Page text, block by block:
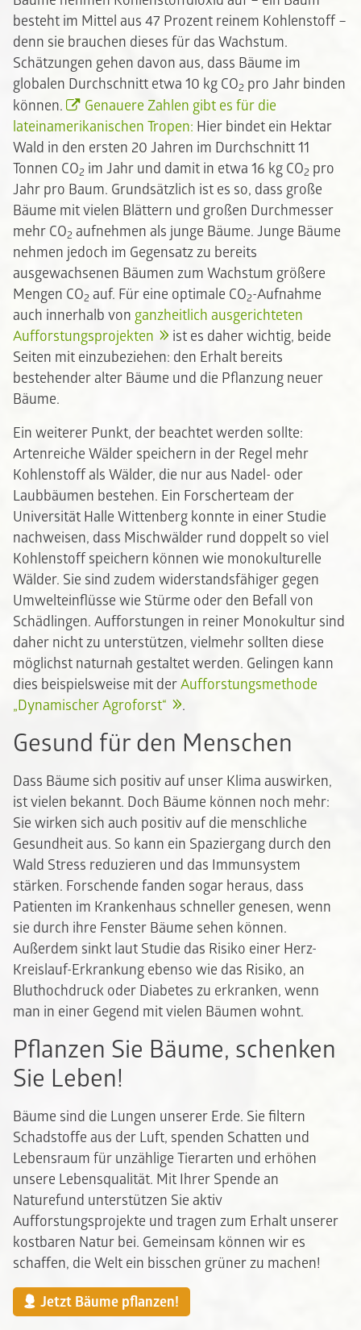
besteht im Mittel aus 47 Prozent reinem Kohlenstoff –
denn sie brauchen dieses für das Wachstum.
Schätzungen gehen davon aus, dass Bäume im
globalen Durchschnitt etwa 10 kg CO2 pro Jahr binden
können.
Genauere Zahlen gibt es für die
lateinamerikanischen Tropen: Hier bindet ein Hektar
Wald in den ersten 20 Jahren im Durchschnitt 11
Tonnen CO2 im Jahr und damit in etwa 16 kg CO2 pro
Jahr pro Baum. Grundsätzlich ist es so, dass große
Bäume mit vielen Blättern und großen Durchmesser
mehr CO2 aufnehmen als junge Bäume. Junge Bäume
nehmen jedoch im Gegensatz zu bereits
ausgewachsenen Bäumen zum Wachstum größere
Mengen CO2 auf. Für eine optimale CO2-Aufnahme
auch innerhalb von ganzheitlich ausgerichteten
Aufforstungsprojekten
ist es daher wichtig, beide
Seiten mit einzubeziehen: den Erhalt bereits
bestehender alter Bäume und die Pflanzung neuer
Bäume.
Ein weiterer Punkt, der beachtet werden sollte:
Artenreiche Wälder speichern in der Regel mehr
Kohlenstoff als Wälder, die nur aus Nadel- oder
Laubbäumen bestehen. Ein Forscherteam der
Universität Halle Wittenberg konnte in einer Studie
nachweisen, dass Mischwälder rund doppelt so viel
Kohlenstoff speichern können wie monokulturelle
Wälder. Sie sind zudem widerstandsfähiger gegen
Umwelteinflüsse wie Stürme oder den Befall von
Schädlingen. Aufforstungen in reiner Monokultur sind
daher nicht zu unterstützen, vielmehr sollten diese
möglichst naturnah gestaltet werden. Gelingen kann
dies beispielsweise mit derAufforstungsmethode
„Dynamischer Agroforst“
.
Gesund für den Menschen
Dass Bäume sich positiv auf unser Klima auswirken,
ist vielen bekannt. Doch Bäume können noch mehr:
Sie wirken sich auch positiv auf die menschliche
Gesundheit aus. So kann ein Spaziergang durch den
Wald Stress reduzieren und das Immunsystem
stärken. Forschende fanden sogar heraus, dass
Patienten im Krankenhaus schneller genesen, wenn
sie durch ihre Fenster Bäume sehen können.
Außerdem sinkt laut Studie das Risiko einer Herz-
Kreislauf-Erkrankung ebenso wie das Risiko, an
Bluthochdruck oder Diabetes zu erkranken, wenn
man in einer Gegend mit vielen Bäumen wohnt.
Pflanzen Sie Bäume, schenken
Sie Leben!
Bäume sind die Lungen unserer Erde. Sie filtern
Schadstoffe aus der Luft, spenden Schatten und
Lebensraum für unzählige Tierarten und erhöhen
unsere Lebensqualität. Mit Ihrer Spende an
Naturefund unterstützen Sie aktiv
Aufforstungsprojekte und tragen zum Erhalt unserer
kostbaren Natur bei. Gemeinsam können wir es
schaffen, die Welt ein bisschen grüner zu machen!
Jetzt Bäume pflanzen!